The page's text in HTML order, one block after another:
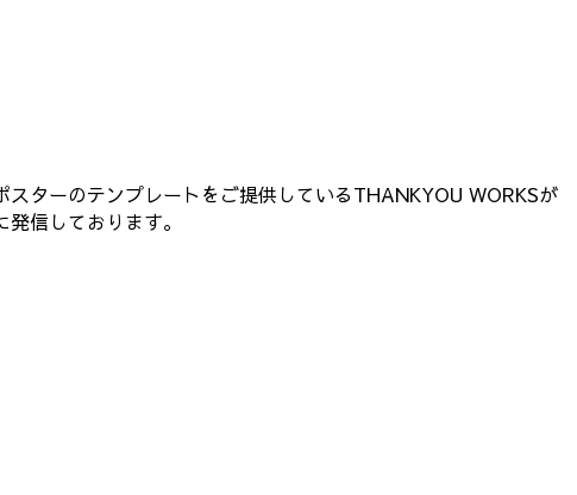
ターのテンプレートをご提供しているTHANKYOU WORKSが
信しております。